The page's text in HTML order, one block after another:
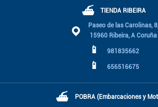
⛴ TIENDA RIBEIRA
Paseo de las Carolinas, 8,
15960 Ribeira, A Coruña
📱 981835662
📱 656516675
⛴ POBRA (Embarcaciones y